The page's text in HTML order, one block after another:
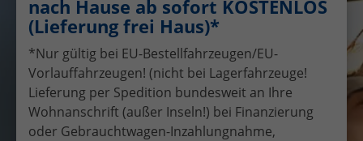
nach Hause ab sofort KOSTENLOS
(Lieferung frei Haus)*
*Nur gültig bei EU-Bestellfahrzeugen/EU-
Vorlauffahrzeugen! (nicht bei Lagerfahrzeuge!
Lieferung per Spedition bundesweit an Ihre
Wohnanschrift (außer Inseln!) bei Finanzierung
oder Gebrauchtwagen-Inzahlungnahme,